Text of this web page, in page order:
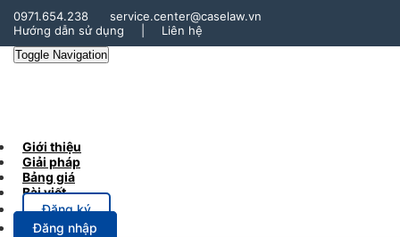
0971.654.238
service.center@caselaw.vn
Hướng dẫn sử dụng
Liên hệ
Toggle Navigation
Giới thiệu
Giải pháp
Bảng giá
Bài viết
Đăng ký
Đăng nhập